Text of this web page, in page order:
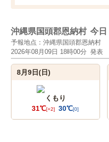
沖縄県国頭郡恩納村 今日
予報地点：沖縄県国頭郡恩納村
2026年08月09日 18時00分 発表
8月9日(日)
くもり
31℃[+2] 30℃[0]